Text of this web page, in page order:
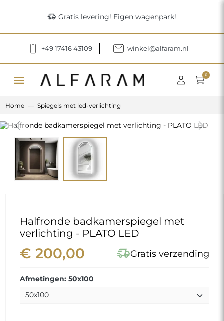
delivery_truck_speed Gratis levering! Eigen wagenpark!
+49 17416 43109 winkel@alfaram.nl
menu 0
Home Spiegels met led-verlichting
Previous Next
Halfronde badkamerspiegel met
verlichting - PLATO LED
€ 200,00 delivery_truck_speedGratis verzending
Afmetingen: 50x100